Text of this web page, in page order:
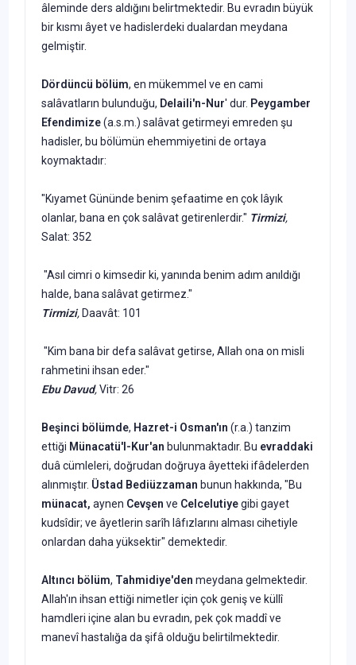
âleminde ders aldığını belirt­mektedir. Bu evradın büyük
bir kısmı âyet ve hadislerdeki dualardan mey­dana
gelmiştir.
Dördüncü bölüm, en mükemmel ve en cami
salâvatların bulunduğu, Delaili'n-Nur' dur. Peygamber
Efen­dimize(a.s.m.) salâvat getirmeyi em­reden şu
hadisler, bu bölümün ehem­miyetini de ortaya
koymaktadır:
"Kıyamet Gününde benim şefaati­me en çok lâyık
olanlar, bana en çok salâvat getirenlerdir." Tirmizi,
Salat: 352
"Asıl cimri o kimsedir ki, yanında be­nim adım anıldığı
halde, bana salâvat getirmez."
Tirmizi, Daavât: 101
"Kim ba­na bir defa salâvat getirse, Allah ona on misli
rahmetini ihsan eder."
Ebu Davud,Vitr: 26
Beşinci bölümde, Hazret-i Os­man'ın (r.a.) tanzim
ettiği Münacatü'l-Kur'an bulunmaktadır. Bu evraddaki
duâ cümleleri, doğrudan doğruya âyetteki ifâdelerden
alınmıştır. Üstad Bediüzzaman bunun hakkında, "Bu
münacat, aynen Cevşen ve Celcelutiyegibi gayet
kudsîdir; ve âyetlerin sarîh lâfızlarını alması cihetiyle
onlar­dan daha yüksektir" demektedir.
Altıncı bölüm, Tahmidiye'den mey­dana gelmektedir.
Allah'ın ihsan etti­ği nimetler için çok geniş ve küllî
hamdleri içine alan bu evradın, pek çok maddî ve
manevî hastalığa da şifâ ol­duğu belirtilmektedir.